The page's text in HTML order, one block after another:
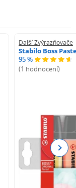
Další Zvýrazňovače
Stabilo Boss
95 %
(1 hodnocení)
Next